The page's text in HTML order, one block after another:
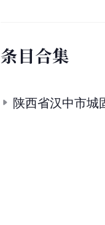
条目合集
陕西省汉中市城